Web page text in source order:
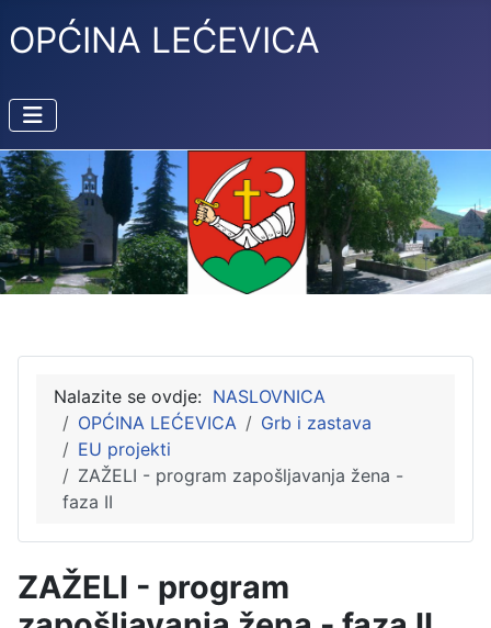
OPĆINA LEĆEVICA
Nalazite se ovdje: NASLOVNICA
OPĆINA LEĆEVICA
Grb i zastava
EU projekti
ZAŽELI - program zapošljavanja žena -
faza II
ZAŽELI - program